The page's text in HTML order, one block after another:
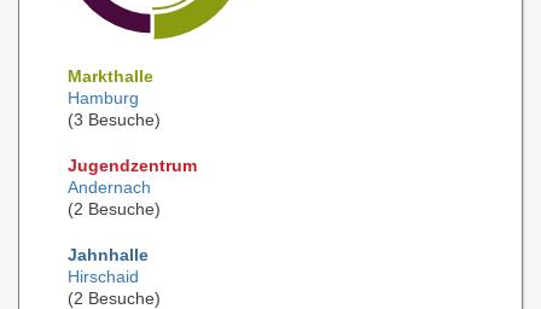
Markthalle
Hamburg
(3 Besuche)
Jugendzentrum
Andernach
(2 Besuche)
Jahnhalle
Hirschaid
(2 Besuche)